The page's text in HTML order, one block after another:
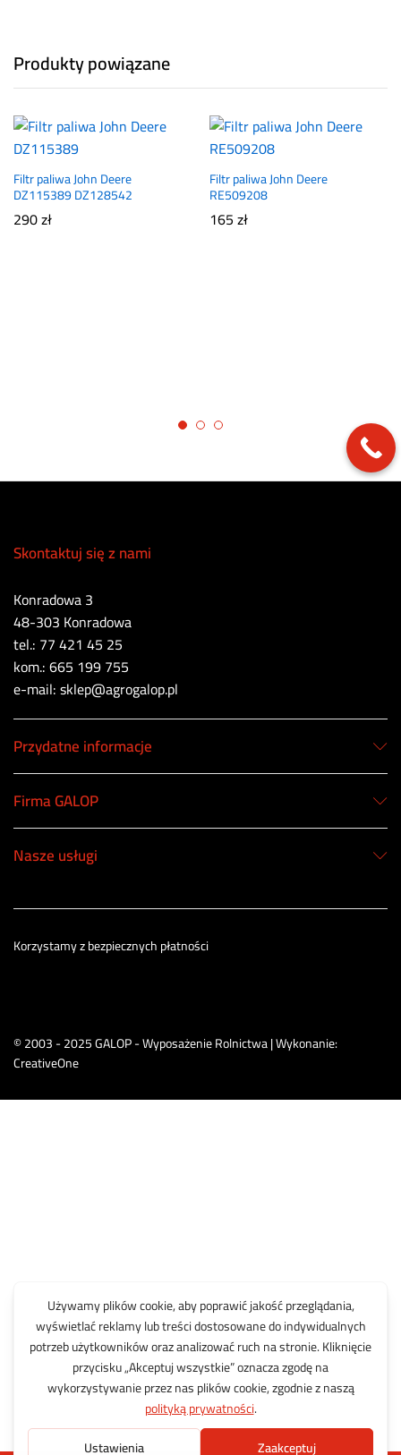
Produkty powiązane
Filtr paliwa John Deere
DZ115389 DZ128542
290zł
Filtr paliwa John Deere
RE509208
165zł
Skontaktuj się z nami
Konradowa 3
48-303 Konradowa
tel.: 77 421 45 25
kom.: 665 199 755
e-mail: sklep@agrogalop.pl
Przydatne informacje
Firma GALOP
Nasze usługi
© 2003 - 2025 GALOP - Wyposażenie Rolnictwa | Wykonanie:
CreativeOne
Korzystamy z bezpiecznych płatności